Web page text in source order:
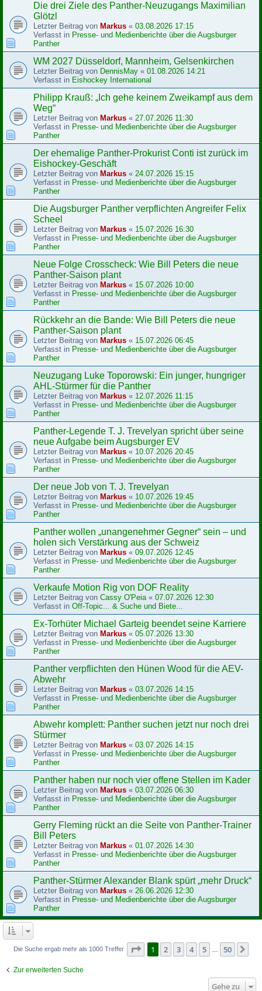
Die drei Ziele des Panther-Neuzugangs Maximilian
Glötzl
Letzter Beitrag von Markus « 03.08.2026 17:15
Verfasst in Presse- und Medienberichte über die Augsburger
Panther
WM 2027 Düsseldorf, Mannheim, Gelsenkirchen
Letzter Beitrag von DennisMay « 01.08.2026 14:21
Verfasst in Eishockey International
Philipp Krauß: „Ich gehe keinem Zweikampf aus dem
Weg“
Letzter Beitrag von Markus « 27.07.2026 11:30
Verfasst in Presse- und Medienberichte über die Augsburger
Panther
Der ehemalige Panther-Prokurist Conti ist zurück im
Eishockey-Geschäft
Letzter Beitrag von Markus « 24.07.2026 15:15
Verfasst in Presse- und Medienberichte über die Augsburger
Panther
Die Augsburger Panther verpflichten Angreifer Felix
Scheel
Letzter Beitrag von Markus « 15.07.2026 16:30
Verfasst in Presse- und Medienberichte über die Augsburger
Panther
Neue Folge Crosscheck: Wie Bill Peters die neue
Panther-Saison plant
Letzter Beitrag von Markus « 15.07.2026 10:00
Verfasst in Presse- und Medienberichte über die Augsburger
Panther
Rückkehr an die Bande: Wie Bill Peters die neue
Panther-Saison plant
Letzter Beitrag von Markus « 15.07.2026 06:45
Verfasst in Presse- und Medienberichte über die Augsburger
Panther
Neuzugang Luke Toporowski: Ein junger, hungriger
AHL-Stürmer für die Panther
Letzter Beitrag von Markus « 12.07.2026 11:15
Verfasst in Presse- und Medienberichte über die Augsburger
Panther
Panther-Legende T. J. Trevelyan spricht über seine
neue Aufgabe beim Augsburger EV
Letzter Beitrag von Markus « 10.07.2026 20:45
Verfasst in Presse- und Medienberichte über die Augsburger
Panther
Der neue Job von T. J. Trevelyan
Letzter Beitrag von Markus « 10.07.2026 19:45
Verfasst in Presse- und Medienberichte über die Augsburger
Panther
Panther wollen „unangenehmer Gegner“ sein – und
holen sich Verstärkung aus der Schweiz
Letzter Beitrag von Markus « 09.07.2026 12:45
Verfasst in Presse- und Medienberichte über die Augsburger
Panther
Verkaufe Motion Rig von DOF Reality
Letzter Beitrag von Cassy O'Peia« 07.07.2026 12:30
Verfasst in Off-Topic... & Suche und Biete...
Ex-Torhüter Michael Garteig beendet seine Karriere
Letzter Beitrag von Markus « 05.07.2026 13:30
Verfasst in Presse- und Medienberichte über die Augsburger
Panther
Panther verpflichten den Hünen Wood für die AEV-
Abwehr
Letzter Beitrag von Markus « 03.07.2026 14:15
Verfasst in Presse- und Medienberichte über die Augsburger
Panther
Abwehr komplett: Panther suchen jetzt nur noch drei
Stürmer
Letzter Beitrag von Markus « 03.07.2026 14:15
Verfasst in Presse- und Medienberichte über die Augsburger
Panther
Panther haben nur noch vier offene Stellen im Kader
Letzter Beitrag von Markus « 03.07.2026 06:30
Verfasst in Presse- und Medienberichte über die Augsburger
Panther
Gerry Fleming rückt an die Seite von Panther-Trainer
Bill Peters
Letzter Beitrag von Markus « 01.07.2026 14:30
Verfasst in Presse- und Medienberichte über die Augsburger
Panther
Panther-Stürmer Alexander Blank spürt „mehr Druck“
Letzter Beitrag von Markus « 26.06.2026 12:30
Verfasst in Presse- und Medienberichte über die Augsburger
Panther
Die Suche ergab mehr als 1000 Treffer Seite 1von 50
1 2 3 4 5 50
Zur erweiterten Suche
Gehe zu